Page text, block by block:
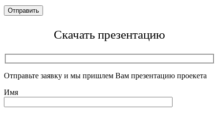
Скачать презентацию
Отправьте заявку и мы пришлем Вам презентацию проекета
Имя